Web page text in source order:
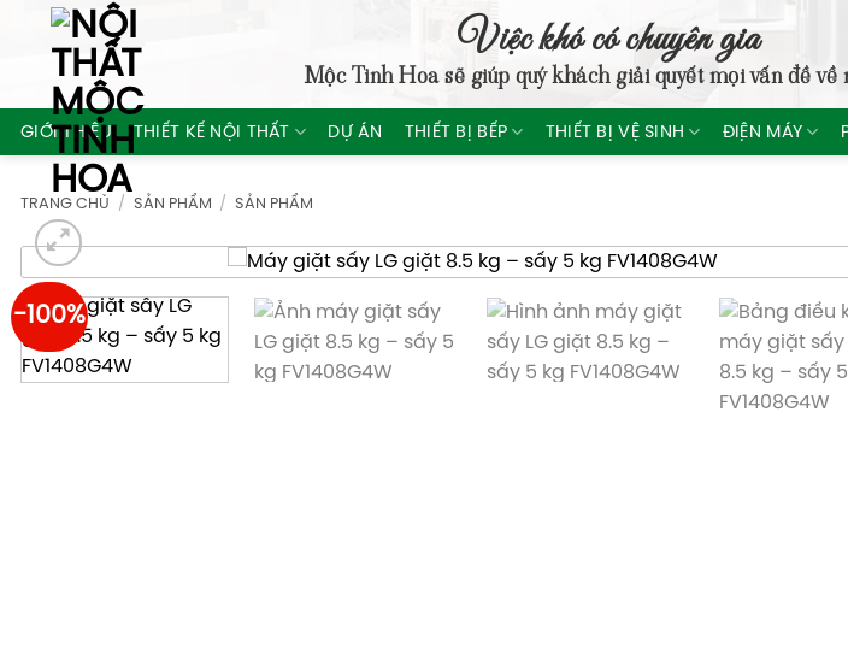
content
Việc khó có chuyên gia
Mộc Tinh Hoasẽ giúp quý khách giải quyết mọi vấn đề về
GIỚI THIỆU THIẾT KẾ NỘI THẤT DỰ ÁN THIẾT BỊ BẾP THIẾT BỊ VỆ SINH ĐIỆN MÁY
TRANG CHỦ / SẢN PHẨM / SẢN PHẨM
-100%